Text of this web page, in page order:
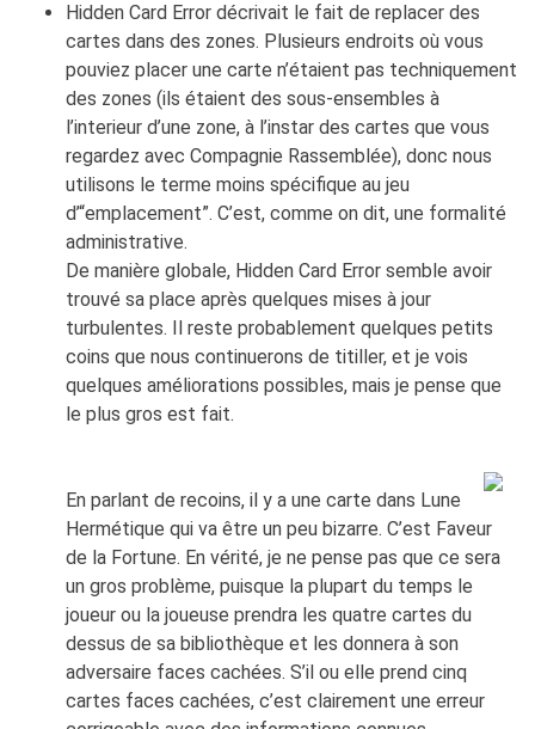
Hidden Card Error décrivait le fait de replacer des
cartes dans des zones. Plusieurs endroits où vous
pouviez placer une carte n’étaient pas techniquement
des zones (ils étaient des sous-ensembles à
l’interieur d’une zone, à l’instar des cartes que vous
regardez avec Compagnie Rassemblée), donc nous
utilisons le terme moins spécifique au jeu
d’“emplacement”. C’est, comme on dit, une formalité
administrative.
De manière globale, Hidden Card Error semble avoir
trouvé sa place après quelques mises à jour
turbulentes. Il reste probablement quelques petits
coins que nous continuerons de titiller, et je vois
quelques améliorations possibles, mais je pense que
le plus gros est fait.
En parlant de recoins, il y a une carte dans Lune
Hermétique qui va être un peu bizarre. C’est Faveur
de la Fortune. En vérité, je ne pense pas que ce sera
un gros problème, puisque la plupart du temps le
joueur ou la joueuse prendra les quatre cartes du
dessus de sa bibliothèque et les donnera à son
adversaire faces cachées. S’il ou elle prend cinq
cartes faces cachées, c’est clairement une erreur